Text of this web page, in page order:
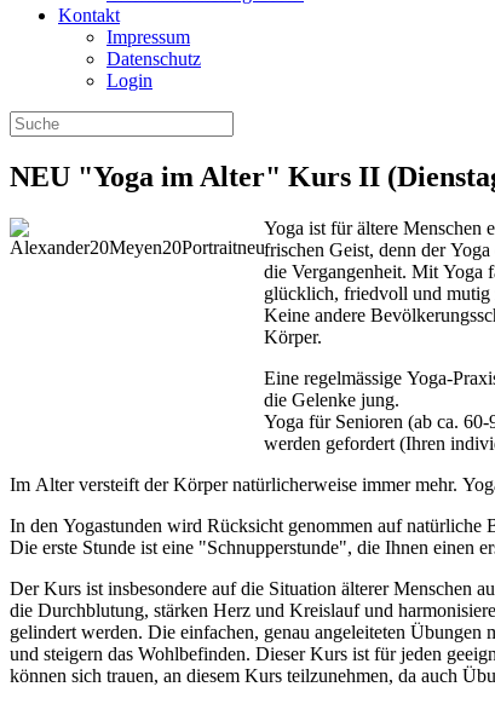
Kontakt
Impressum
Datenschutz
Login
NEU "Yoga im Alter" Kurs II
Yoga ist für ältere Menschen
frischen Geist, denn der
die Vergangenheit. Mit Yoga
glücklich, friedvoll und mutig
Keine andere
Körper.
Eine regelmässige Yoga-
die Gelenke jung.
Yoga für Senioren (ab ca.
werden gefordert (Ihren
Im Alter versteift der Körper natürlicherweise immer mehr.
In den Yogastunden wird Rücksicht genommen auf natürliche
Die erste Stunde ist eine "Schnupperstunde", die Ihnen einen
Der Kurs ist insbesondere auf die Situation älterer Menschen
die Durchblutung, stärken Herz und Kreislauf und
gelindert werden. Die einfachen, genau angeleiteten
und steigern das Wohlbefinden. Dieser Kurs ist für jeden
können sich trauen, an diesem Kurs teilzunehmen, da auch